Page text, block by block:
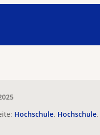
Hochschule Hochschule